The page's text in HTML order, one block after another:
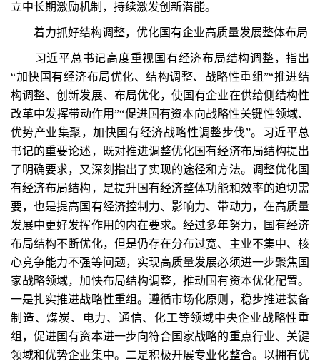
立中长期激励机制，持续激发创新潜能。
着力抓好结构调整，优化国有企业高质量发展整体布局
习近平总书记高度重视国有经济布局结构调整，指出
“加快国有经济布局优化、结构调整、战略性重组”“推进结
构调整、创新发展、布局优化，使国有企业在供给侧结构性
改革中发挥带动作用”“促进国有资本向战略性关键性领域、
优势产业集聚，加快国有经济战略性调整步伐”。习近平总
书记的重要论述，既对推进调整优化国有经济布局结构提出
了明确要求，又深刻指出了实现的途径和方法。调整优化国
有经济布局结构，是提升国有经济整体功能和效率的迫切需
要，也是提高国有经济控制力、影响力、带动力，在高质量
发展中更好发挥作用的内在要求。经过多年努力，国有经济
布局结构不断优化，但是仍存在分布过宽、主业不集中、核
心竞争能力不强等问题，实现高质量发展必须进一步聚焦国
家战略领域，加快布局结构调整，推动国有资本优化配置。
一是扎实推进战略性重组。遵循市场化原则，稳步推进装备
制造、煤炭、电力、通信、化工等领域中央企业战略性重
组，促进国有资本进一步向符合国家战略的重点行业、关键
领域和优势企业集中。二是积极开展专业化整合。以拥有优